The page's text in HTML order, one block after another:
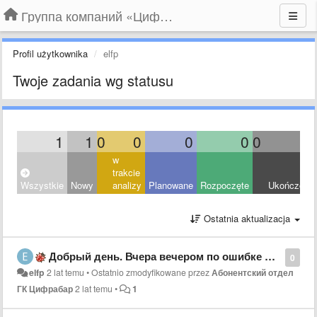
Группа компаний «Цифрабар»
Profil użytkownika elfp
Twoje zadania wg statusu
1 1 0 0 0 0 0
Wszystkie Nowy
w
trakcie
analizy
Planowane Rozpoczęte Ukończony
Ostatnia aktualizacja
0
Добрый день. Вчера вечером по ошибке оплатила вместо телевидения домофон. Можно как то перенести деньги на нужную услугу или вернуть на карту. Спасибо
elfp 2 lat temu •Ostatnio zmodyfikowane przezАбонентский отдел
ГК Цифрабар2 lat temu • 1